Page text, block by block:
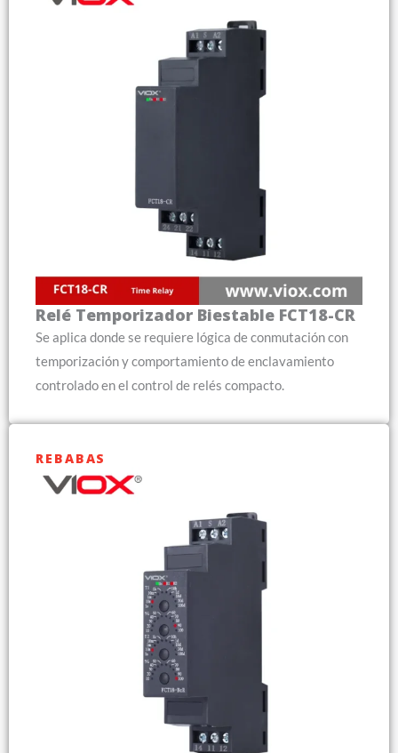
Relé Temporizador Biestable FCT18-CR
Se aplica donde se requiere lógica de conmutación con
temporización y comportamiento de enclavamiento
controlado en el control de relés compacto.
REBABAS